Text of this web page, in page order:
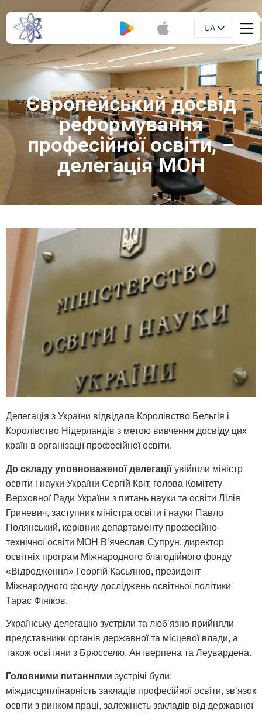
UA
EN
Європейський досвід
реформування
професійної освіти, –
делегація МОН
Делегація з України відвідала Королівство Бельгія і
Королівство Нідерландів з метою вивчення досвіду цих
країн в організації професійної освіти.
До складу уповноваженої делегації увійшли міністр
освіти і науки України Сергій Квіт, голова Комітету
Верховної Ради України з питань науки та освіти Лілія
Гриневич, заступник міністра освіти і науки Павло
Полянський, керівник департаменту професійно-
технічної освіти МОН В’ячеслав Супрун, директор
освітніх програм Міжнародного благодійного фонду
«Відродження» Георгій Касьянов, президент
Міжнародного фонду досліджень освітньої політики
Тарас Фініков.
Українську делегацію зустріли та люб’язно прийняли
представники органів державної та місцевої влади, а
також освітяни з Брюсселю, Антверпена та Леувардена.
Головними питаннями зустрічі були:
міждисциплінарність закладів професійної освіти, зв’язок
освіти з ринком праці, залежність закладів від державної